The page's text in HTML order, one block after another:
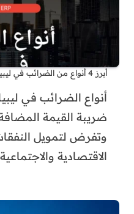
أبرز 4 أنواع من الضرائب في ليبيا
أنواع الضرائب في
ضريبة القيمة
وتفرض لتمويل
الاقتصادية